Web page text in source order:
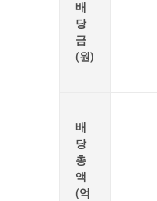
배
당
금
(원)
배
당
총
액
(억